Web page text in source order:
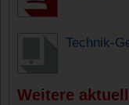
Technik-
Weitere